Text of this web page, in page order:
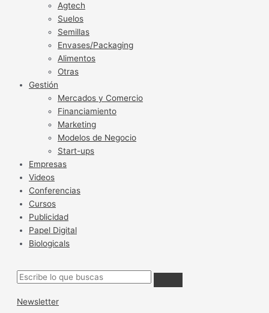
Agtech
Suelos
Semillas
Envases/Packaging
Alimentos
Otras
Gestión
Mercados y Comercio
Financiamiento
Marketing
Modelos de Negocio
Start-ups
Empresas
Videos
Conferencias
Cursos
Publicidad
Papel Digital
Biologicals
Newsletter